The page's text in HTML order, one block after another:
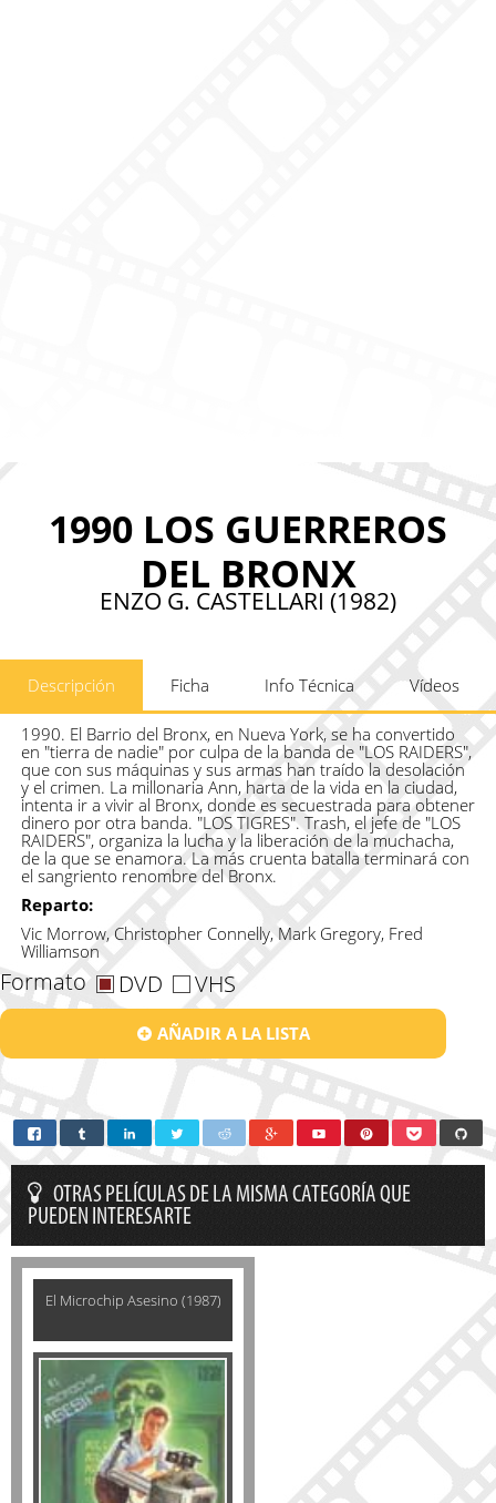
1990 LOS GUERREROS
DEL BRONX
ENZO G. CASTELLARI (1982)
Descripción Ficha Info Técnica Vídeos
1990. El Barrio del Bronx, en Nueva York, se ha convertido
en "tierra de nadie" por culpa de la banda de "LOS RAIDERS",
que con sus máquinas y sus armas han traído la desolación
y el crimen. La millonaria Ann, harta de la vida en la ciudad,
intenta ir a vivir al Bronx, donde es secuestrada para obtener
dinero por otra banda. "LOS TIGRES". Trash, el jefe de "LOS
RAIDERS", organiza la lucha y la liberación de la muchacha,
de la que se enamora. La más cruenta batalla terminará con
el sangriento renombre del Bronx.
Reparto:
Vic Morrow, Christopher Connelly, Mark Gregory, Fred
Williamson
Formato DVD VHS
AÑADIR A LA LISTA
OTRAS PELÍCULAS DE LA MISMA CATEGORÍA QUE
PUEDEN INTERESARTE
El Microchip Asesino (1987)